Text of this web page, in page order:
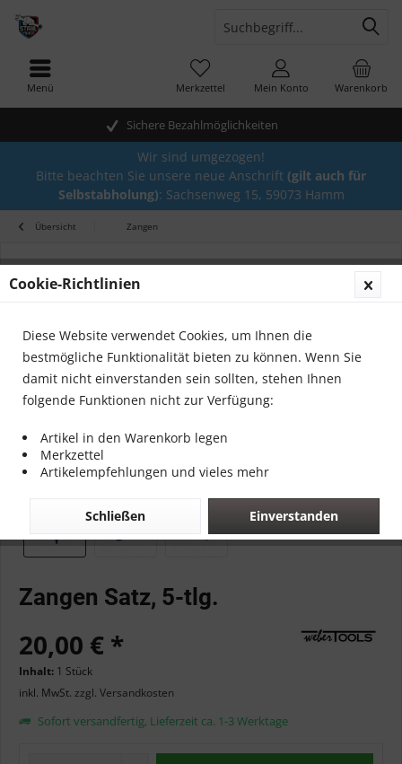
Sichere Bezahlmöglichkeiten
Warenkorb
Merkzettel Mein Konto
Menü
Wir sind umgezogen!
Bitte beachten Sie unsere neue Anschrift (gilt auch für
Selbstabholung): Sachsenweg 15, 59073 Hamm
Übersicht Zangen
Zangen Satz, 5-tlg.
20,00 € *
Inhalt: 1 Stück
inkl. MwSt. zzgl. Versandkosten
Sofort versandfertig, Lieferzeit ca. 1-3 Werktage
Cookie-Richtlinien
Diese Website verwendet Cookies, um Ihnen die
bestmögliche Funktionalität bieten zu können. Wenn Sie
damit nicht einverstanden sein sollten, stehen Ihnen
folgende Funktionen nicht zur Verfügung:
Artikel in den Warenkorb legen
Merkzettel
Artikelempfehlungen und vieles mehr
Einverstanden
Schließen